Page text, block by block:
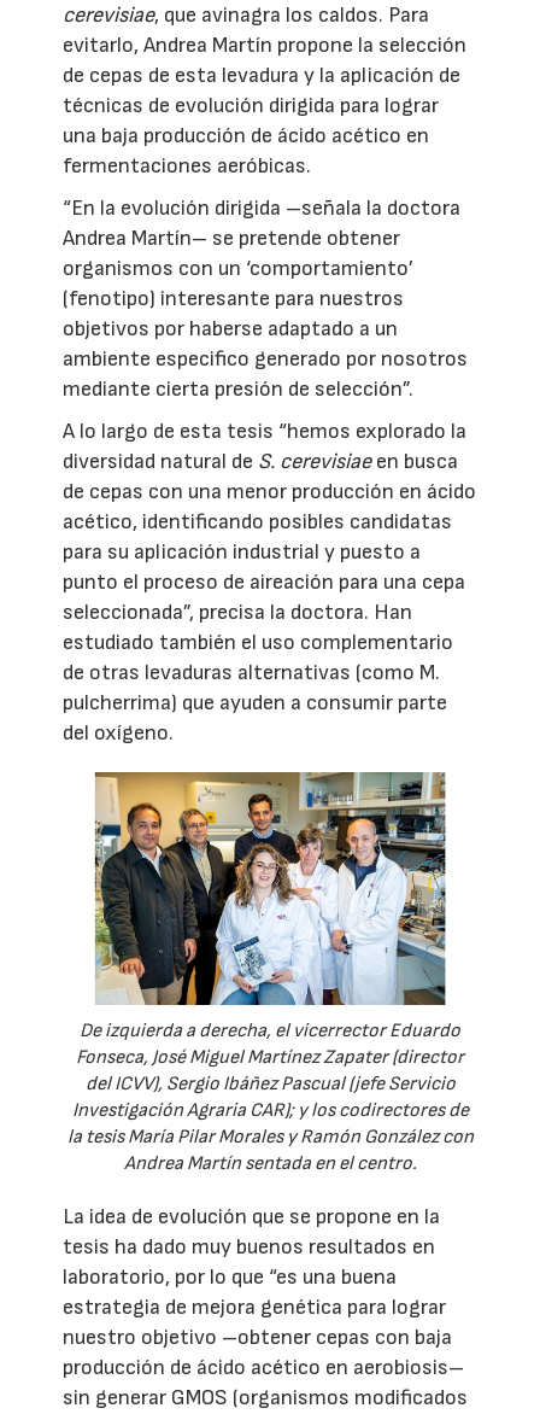
cerevisiae, que avinagra los caldos. Para
evitarlo, Andrea Martín propone la selección
de cepas de esta levadura y la aplicación de
técnicas de evolución dirigida para lograr
una baja producción de ácido acético en
fermentaciones aeróbicas.
“En la evolución dirigida –señala la doctora
Andrea Martín– se pretende obtener
organismos con un ‘comportamiento’
(fenotipo) interesante para nuestros
objetivos por haberse adaptado a un
ambiente especifico generado por nosotros
mediante cierta presión de selección”.
A lo largo de esta tesis “hemos explorado la
diversidad natural de S. cerevisiaeen busca
de cepas con una menor producción en ácido
acético, identificando posibles candidatas
para su aplicación industrial y puesto a
punto el proceso de aireación para una cepa
seleccionada”, precisa la doctora. Han
estudiado también el uso complementario
de otras levaduras alternativas (como M.
pulcherrima) que ayuden a consumir parte
del oxígeno.
De izquierda a derecha, el vicerrector Eduardo
Fonseca, José Miguel Martínez Zapater (director
del ICVV), Sergio Ibáñez Pascual (jefe Servicio
Investigación Agraria CAR); y los codirectores de
la tesis María Pilar Morales y Ramón González con
Andrea Martín sentada en el centro.
La idea de evolución que se propone en la
tesis ha dado muy buenos resultados en
laboratorio, por lo que “es una buena
estrategia de mejora genética para lograr
nuestro objetivo –obtener cepas con baja
producción de ácido acético en aerobiosis–
sin generar GMOS (organismos modificados